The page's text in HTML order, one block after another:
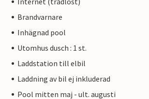
Brandvarnare
Inhägnad pool
Utomhus dusch : 1 st.
Laddstation till elbil
Laddning av bil ej inkluderad
Pool mitten maj - ult. augusti